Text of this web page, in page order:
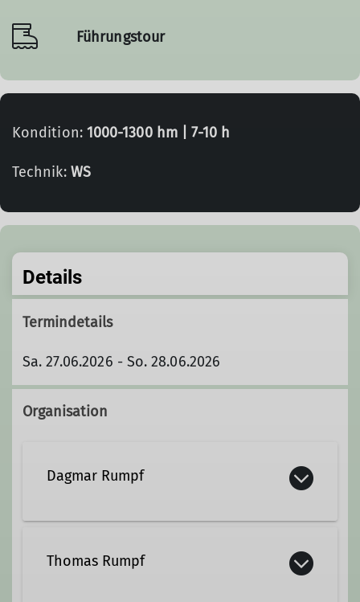
Führungstour
Kondition: 1000-1300 hm | 7-10 h
Technik: WS
Details
Termindetails
Sa. 27.06.2026 - So. 28.06.2026
Organisation
Dagmar Rumpf
dagmar.rumpf@dav-offenburg.de
Thomas Rumpf